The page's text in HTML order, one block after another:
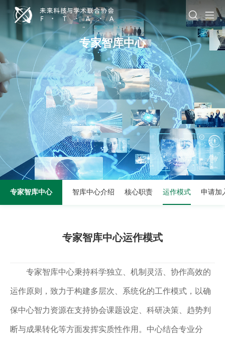
专家智库中心
专家智库中心 智库中心介绍 核心职责 运作模式 申请加
专家智库中心运作模式
专家智库中心秉持科学独立、机制灵活、协作高效的
运作原则，致力于构建多层次、系统化的工作模式，以确
保中心智力资源在支持协会课题设定、科研决策、趋势判
断与成果转化等方面发挥实质性作用。中心结合专业分